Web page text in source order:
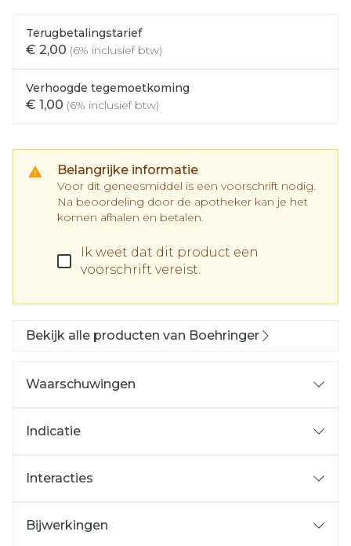
Terugbetalingstarief
€ 2,00 (6% inclusief btw)
Verhoogde tegemoetkoming
€ 1,00 (6% inclusief btw)
Belangrijke informatie
Voor dit geneesmiddel is een voorschrift nodig.
Na beoordeling door de apotheker kan je het
komen afhalen en betalen.
Ik weet dat dit product een
voorschrift vereist.
Bekijk alle producten van Boehringer
Waarschuwingen
Indicatie
Interacties
Bijwerkingen